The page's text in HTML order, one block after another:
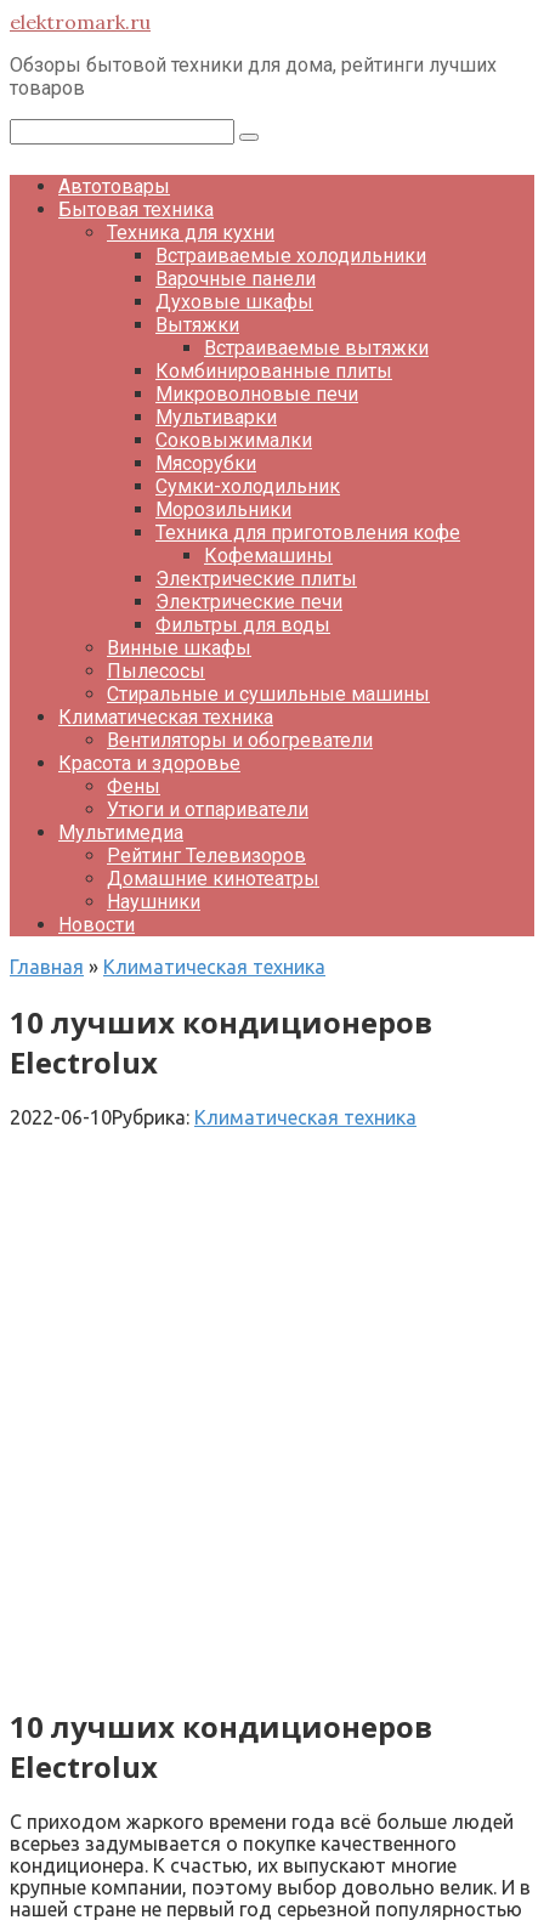
Перейти
контенту
elektromark.ru
Обзоры бытовой техники для дома, рейтинги лучших
товаров
Автотовары
Бытовая техника
Техника для кухни
Встраиваемые холодильники
Варочные панели
Духовые шкафы
Вытяжки
Встраиваемые вытяжки
Комбинированные плиты
Микроволновые печи
Мультиварки
Соковыжималки
Мясорубки
Сумки-холодильник
Морозильники
Техника для приготовления кофе
Кофемашины
Электрические плиты
Электрические печи
Фильтры для воды
Винные шкафы
Пылесосы
Стиральные и сушильные машины
Климатическая техника
Вентиляторы и обогреватели
Красота и здоровье
Фены
Утюги и отпариватели
Мультимедиа
Рейтинг Телевизоров
Домашние кинотеатры
Наушники
Новости
Главная » Климатическая техника
10 лучших кондиционеров
Electrolux
2022-06-10Рубрика: Климатическая техника
10 лучших кондиционеров
Electrolux
С приходом жаркого времени года всё больше людей
всерьез задумывается о покупке качественного
кондиционера. К счастью, их выпускают многие
крупные компании, поэтому выбор довольно велик. И в
нашей стране не первый год серьезной популярностью